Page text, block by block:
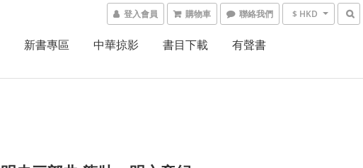
登入會員 購物車 聯絡我們 $ HKD
新書專區 中華掠影 書目下載 有聲書